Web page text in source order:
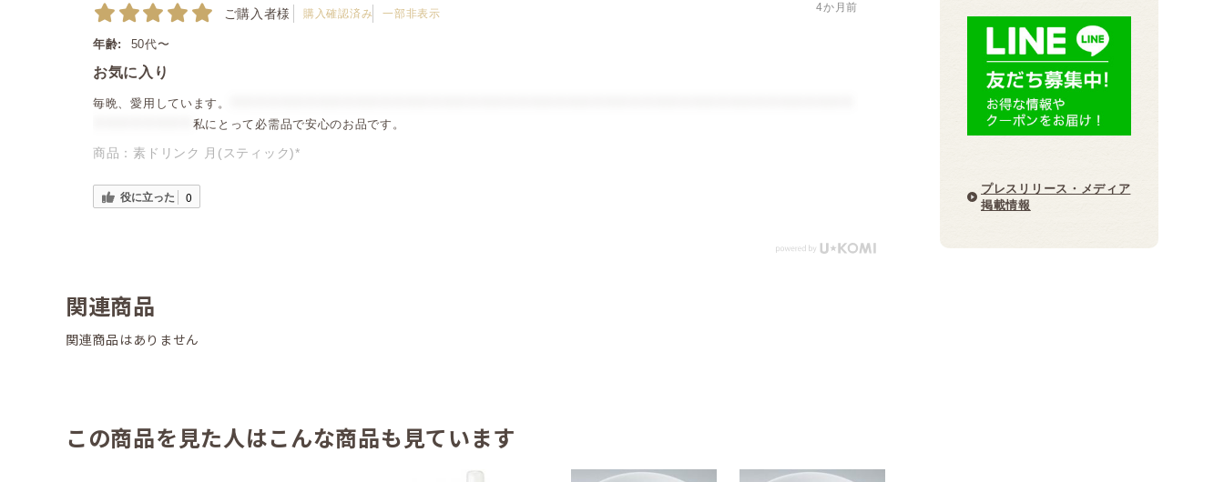
ご購入者様 購入確認済み 一部非表示 4か月前
年齢: 50代〜
お気に入り
毎晩、愛用しています。
私にとって必需品で安心のお品です。
商品：素ドリンク 月(スティック)*
役に立った 0
関連商品
関連商品はありません
この商品を見た人はこんな商品も見ています
プレスリリース・メディア
掲載情報